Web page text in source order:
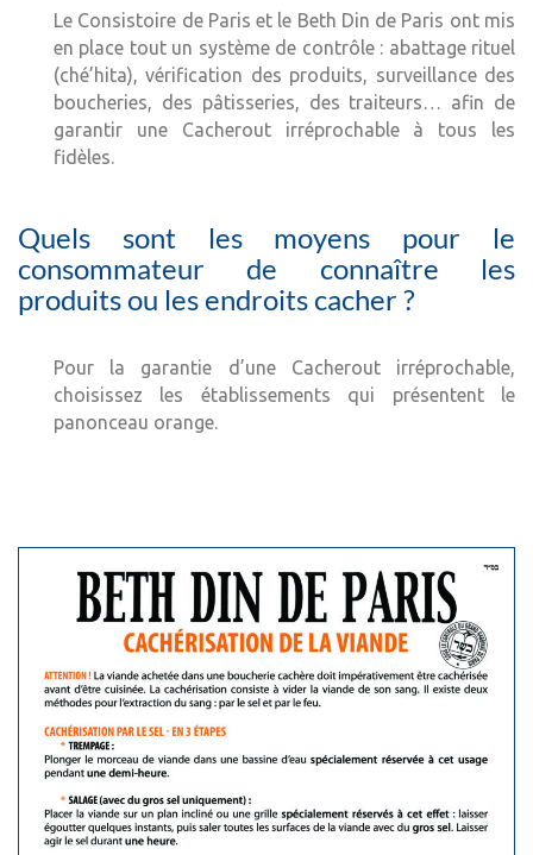
Le Consistoire de Paris et le Beth Din de Paris ont mis
en place tout un système de contrôle : abattage rituel
(ché’hita), vérification des produits, surveillance des
boucheries, des pâtisseries, des traiteurs… afin de
garantir une Cacherout irréprochable à tous les
fidèles.
Quels sont les moyens pour le
consommateur de connaître les
produits ou les endroits cacher ?
Pour la garantie d’une Cacherout irréprochable,
choisissez les établissements qui présentent le
panonceau orange.